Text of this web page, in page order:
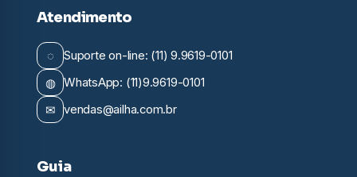
Atendimento
◌ Suporte on-line: (11) 9.9619-0101
◍ WhatsApp: (11)9.9619-0101
✉ vendas@ailha.com.br
Guia